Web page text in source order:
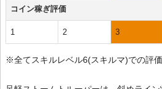
コイン稼ぎ評価
1 2 3
※全てスキルレベル6(スキルマ)での評価